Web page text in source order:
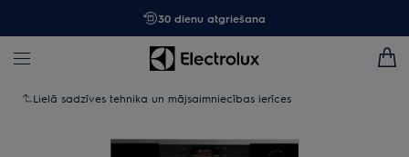
30 dienu atgriešana
Lielā sadzīves tehnika un mājsaimniecības ierīces